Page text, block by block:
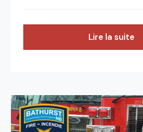
Lire la suite